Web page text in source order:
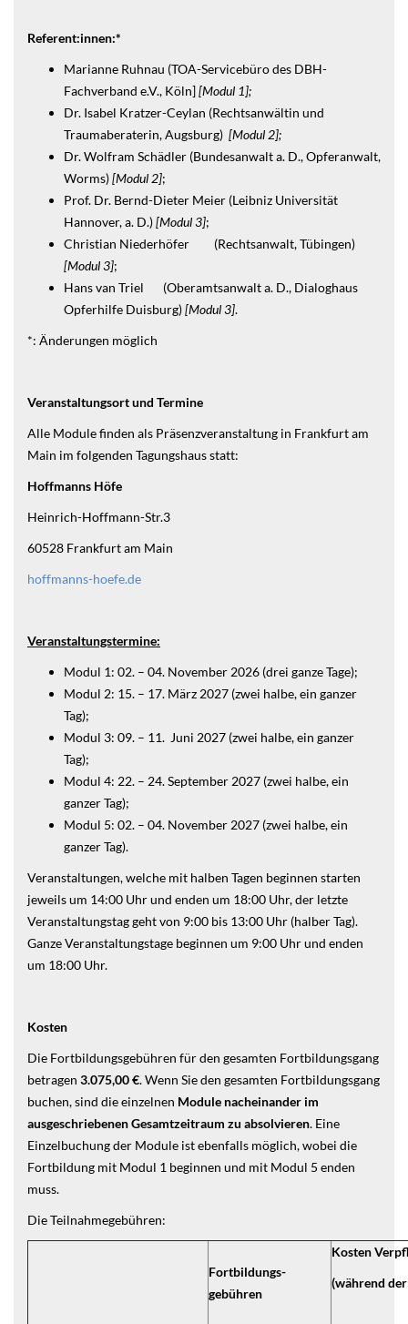
Referent:innen:*
Marianne Ruhnau (TOA-Servicebüro des DBH-
Fachverband e.V., Köln][Modul 1];
Dr. Isabel Kratzer-Ceylan (Rechtsanwältin und
Traumaberaterin, Augsburg) [Modul 2];
Dr. Wolfram Schädler (Bundesanwalt a. D., Opferanwalt,
Worms)[Modul 2];
Prof. Dr. Bernd-Dieter Meier (Leibniz Universität
Hannover, a. D.)[Modul 3];
Christian Niederhöfer (Rechtsanwalt, Tübingen)
[Modul 3];
Hans van Triel (Oberamtsanwalt a. D., Dialoghaus
Opferhilfe Duisburg)[Modul 3].
*: Änderungen möglich
Veranstaltungsort und Termine
Alle Module finden als Präsenzveranstaltung in Frankfurt am
Main im folgenden Tagungshaus statt:
Hoffmanns Höfe
Heinrich-Hoffmann-Str.3
60528 Frankfurt am Main
hoffmanns-hoefe.de
Veranstaltungstermine:
Modul 1: 02. – 04. November 2026 (drei ganze Tage);
Modul 2: 15. – 17. März 2027 (zwei halbe, ein ganzer
Tag);
Modul 3: 09. – 11. Juni 2027 (zwei halbe, ein ganzer
Tag);
Modul 4: 22. – 24. September 2027 (zwei halbe, ein
ganzer Tag);
Modul 5: 02. – 04. November 2027 (zwei halbe, ein
ganzer Tag).
Veranstaltungen, welche mit halben Tagen beginnen starten
jeweils um 14:00 Uhr und enden um 18:00 Uhr, der letzte
Veranstaltungstag geht von 9:00 bis 13:00 Uhr (halber Tag).
Ganze Veranstaltungstage beginnen um 9:00 Uhr und enden
um 18:00 Uhr.
Kosten
Die Fortbildungsgebühren für den gesamten Fortbildungsgang
betragen 3.075,00 €. Wenn Sie den gesamten Fortbildungsgang
buchen, sind die einzelnen Module nacheinander im
ausgeschriebenen Gesamtzeitraum zu absolvieren. Eine
Einzelbuchung der Module ist ebenfalls möglich, wobei die
Fortbildung mit Modul 1 beginnen und mit Modul 5 enden
muss.
Die Teilnahmegebühren:
Fortbildungs-
gebühren
Kosten
(während